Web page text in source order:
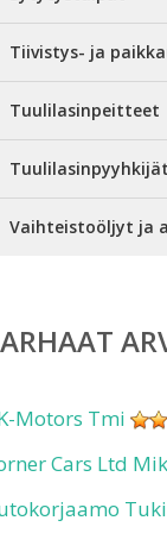
Tiivistys- ja
Tuulilasinpeitteet
Vaihteistoöljyt ja
Motors Tmi
Cars Ltd